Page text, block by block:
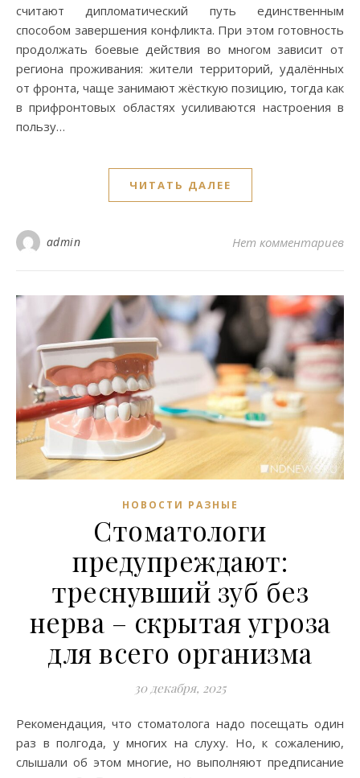
считают дипломатический путь единственным
способом завершения конфликта. При этом готовность
продолжать боевые действия во многом зависит от
региона проживания: жители территорий, удалённых
от фронта, чаще занимают жёсткую позицию, тогда как
в прифронтовых областях усиливаются настроения в
пользу…
ЧИТАТЬ ДАЛЕЕ
admin Нет комментариев
НОВОСТИ РАЗНЫЕ
Стоматологи
предупреждают:
треснувший зуб без
нерва – скрытая угроза
для всего организма
30 декабря, 2025
Рекомендация, что стоматолога надо посещать один
раз в полгода, у многих на слуху. Но, к сожалению,
слышали об этом многие, но выполняют предписание